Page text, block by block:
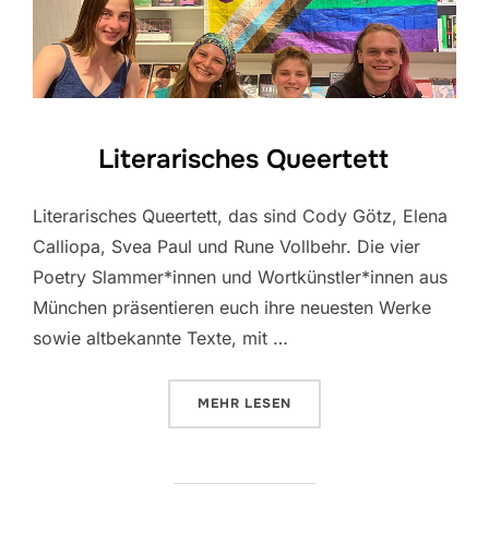
Literarisches Queertett
Literarisches Queertett, das sind Cody Götz, Elena
Calliopa, Svea Paul und Rune Vollbehr. Die vier
Poetry Slammer*innen und Wortkünstler*innen aus
München präsentieren euch ihre neuesten Werke
sowie altbekannte Texte, mit …
MEHR ÜBER „LITERARISCHES
LESEN